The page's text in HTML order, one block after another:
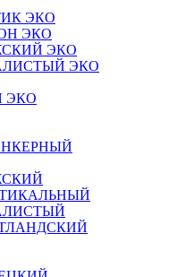
ЭКО
ЭКО
ЭКО
ЭКО
ЭКО